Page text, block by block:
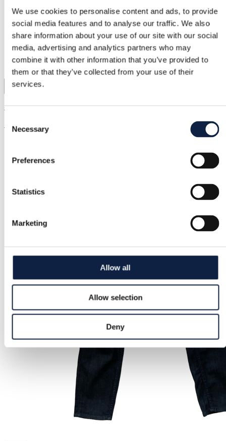
We use cookies to personalise content and ads, to provide
social media features and to analyse our traffic. We also
share information about your use of our site with our social
media, advertising and analytics partners who may
combine it with other information that you’ve provided to
them or that they’ve collected from your use of their
services.
Selection
Necessary
Preferences
Statistics
Marketing
Allow all
Allow selection
Deny
2
75,00 €